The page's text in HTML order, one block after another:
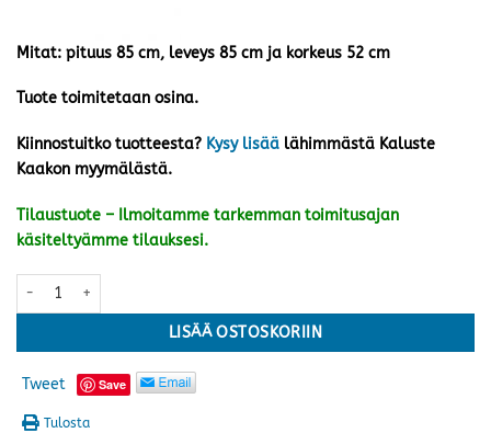
Mitat: pituus 85 cm, leveys 85 cm ja korkeus 52 cm
Tuote toimitetaan osina.
Kiinnostuitko tuotteesta? Kysy lisää lähimmästä Kaluste
Kaakon myymälästä.
Tilaustuote – Ilmoitamme tarkemman toimitusajan
käsiteltyämme tilauksesi.
Luna 4 sohvapöytä 85 cm, musta/valkoinen määrä
LISÄÄ OSTOSKORIIN
Tweet Save
Tulosta